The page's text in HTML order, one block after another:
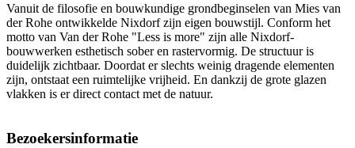
Vanuit de filosofie en bouwkundige grondbeginselen van Mies van
der Rohe ontwikkelde Nixdorf zijn eigen bouwstijl. Conform het
motto van Van der Rohe "Less is more" zijn alle Nixdorf-
bouwwerken esthetisch sober en rastervormig. De structuur is
duidelijk zichtbaar. Doordat er slechts weinig dragende elementen
zijn, ontstaat een ruimtelijke vrijheid. En dankzij de grote glazen
vlakken is er direct contact met de natuur.
Bezoekersinformatie